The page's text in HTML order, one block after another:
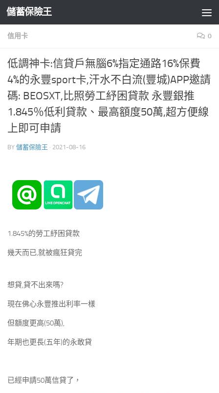
Skip to content
儲蓄保險王
信用卡 0
低調神卡:信貸戶無腦6%指定通路16%保費
4%的永豐sport卡,汗水不白流(豐城)APP邀請
碼: BEOSXT,比照勞工紓困貸款 永豐銀推
1.845％低利貸款、最高額度50萬,超方便線
上即可申請
BY 儲蓄保險王 · 2021-08-16
1.845%的勞工紓困貸款
幾天而已,就被瘋狂貸完
想貸,貸不出來嗎?
現在佛心永豐推出利率一樣
但額度更高(50萬),
年期也更長(五年)的永敢貸
已經申請50萬信貸了，